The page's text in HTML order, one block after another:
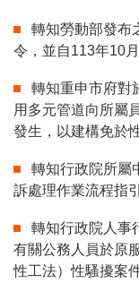
轉知勞動部發布
令，並自113年10
轉知重申市府對
用多元管道向所屬
發生，以建構免於
轉知行政院所屬
訴處理作業流程指引
轉知行政院人事
有關公務人員於原
性工法）性騷擾案